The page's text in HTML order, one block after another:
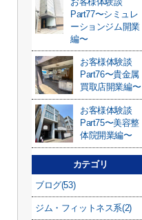
Part77〜シミュレ
ーションジム開業
編〜
お客様体験談
Part76〜貴金属
買取店開業編〜
お客様体験談
Part75〜美容整
体院開業編〜
カテゴリ
ブログ(53)
ジム・フィットネス系(2)